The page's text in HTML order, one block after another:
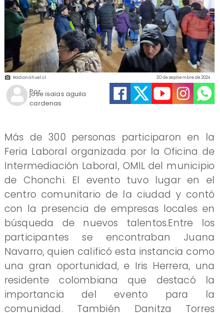
Radionahuel.cl
jose isaias aguila
cardenas
30 de septiembre de 2024
Por
Más de 300 personas participaron en la
Feria Laboral organizada por la Oficina de
Intermediación Laboral, OMIL del municipio
de Chonchi. El evento tuvo lugar en el
centro comunitario de la ciudad y contó
con la presencia de empresas locales en
búsqueda de nuevos talentos.Entre los
participantes se encontraban Juana
Navarro, quien calificó esta instancia como
una gran oportunidad, e Iris Herrera, una
residente colombiana que destacó la
importancia del evento para la
comunidad. También Danitza Torres